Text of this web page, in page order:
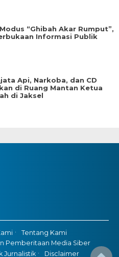
“Ghibah Akar Rumput”,
Informasi Publik
Api, Narkoba, dan CD
di Ruang Mantan Ketua
di Jaksel
Tentang Kami
Pemberitaan Media Siber
Jurnalistik
Disclaimer